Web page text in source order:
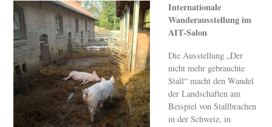
Internationale
Wanderausstellung im
AIT-Salon
Die Ausstellung „Der
nicht mehr gebrauchte
Stall“ macht den Wandel
der Landschaften am
Beispiel von Stallbrachen
in der Schweiz, in